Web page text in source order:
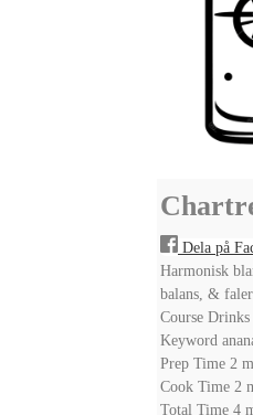
Dela på
Harmonisk
balans, &
Course Drinks
Keyword
Prep Time 2
Cook Time 2
Total Time 4